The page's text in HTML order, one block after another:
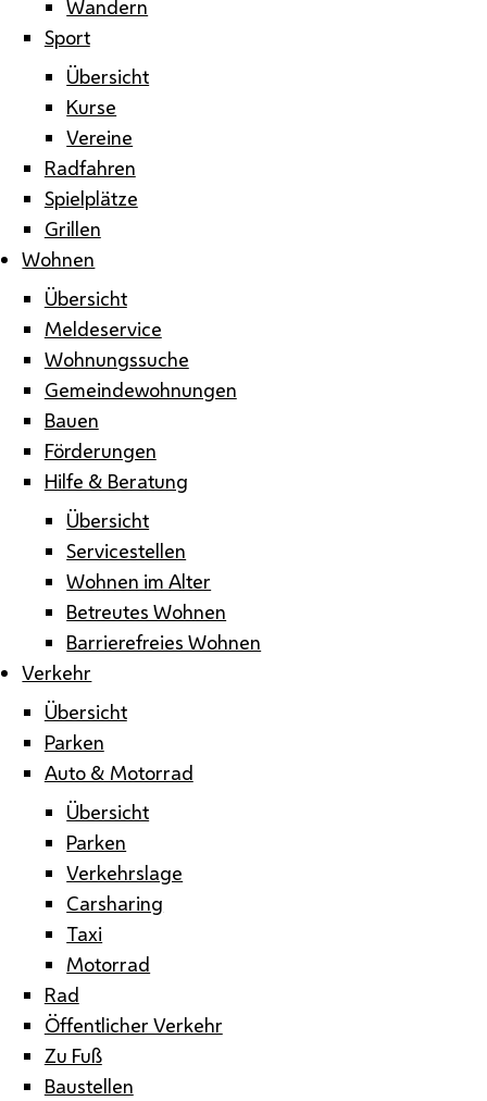
Wandern
Sport
Übersicht
Kurse
Vereine
Radfahren
Spielplätze
Grillen
Wohnen
Übersicht
Meldeservice
Wohnungssuche
Gemeindewohnungen
Bauen
Förderungen
Hilfe & Beratung
Übersicht
Servicestellen
Wohnen im Alter
Betreutes Wohnen
Barrierefreies Wohnen
Verkehr
Übersicht
Parken
Auto & Motorrad
Übersicht
Parken
Verkehrslage
Carsharing
Taxi
Motorrad
Rad
Öffentlicher Verkehr
Zu Fuß
Baustellen